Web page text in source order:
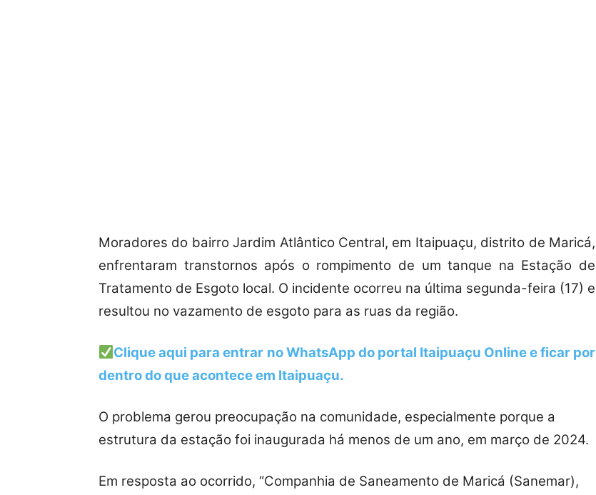
Moradores do bairro Jardim Atlântico Central, em Itaipuaçu, distrito de Maricá,
enfrentaram transtornos após o rompimento de um tanque na Estação de
Tratamento de Esgoto local. O incidente ocorreu na última segunda-feira (17) e
resultou no vazamento de esgoto para as ruas da região.
Clique aqui para entrar no WhatsApp do portal Itaipuaçu Online e ficar por
dentro do que acontece em Itaipuaçu.
O problema gerou preocupação na comunidade, especialmente porque a
estrutura da estação foi inaugurada há menos de um ano, em março de 2024.
Em resposta ao ocorrido, “Companhia de Saneamento de Maricá (Sanemar),